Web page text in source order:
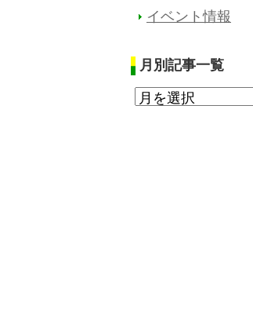
イベント情報
月別記事一覧